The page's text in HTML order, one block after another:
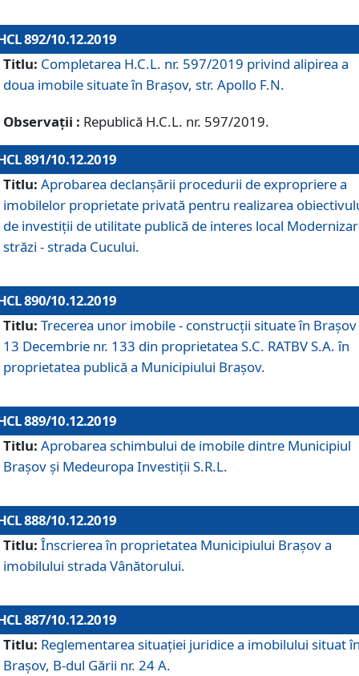
892/10.12.2019
Titlu: Completarea H.C.L. nr. 597/2019 privind alipirea a
doua imobile situate în Brașov, str. Apollo F.N.
Observații : Republică H.C.L. nr. 597/2019.
891/10.12.2019
Titlu: Aprobarea declanșării procedurii de expropriere a
imobilelor proprietate privată pentru realizarea
de investiții de utilitate publică de interes local
străzi - strada Cucului.
890/10.12.2019
Titlu: Trecerea unor imobile - construcții situate în Brașov
13 Decembrie nr. 133 din proprietatea S.C. RATBV S.A. în
proprietatea publică a Municipiului Brașov.
889/10.12.2019
Titlu: Aprobarea schimbului de imobile dintre Municipiul
Brașov și Medeuropa Investiții S.R.L.
888/10.12.2019
Titlu: Înscrierea în proprietatea Municipiului Braşov a
imobilului strada Vânătorului.
887/10.12.2019
Titlu: Reglementarea situației juridice a imobilului situat
Brașov, B-dul Gării nr. 24 A.